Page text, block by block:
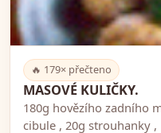
🔥 179× přečteno
MASOVÉ KULIČKY.
180g hovězího zadního
cibule , 20g strouhanky ,